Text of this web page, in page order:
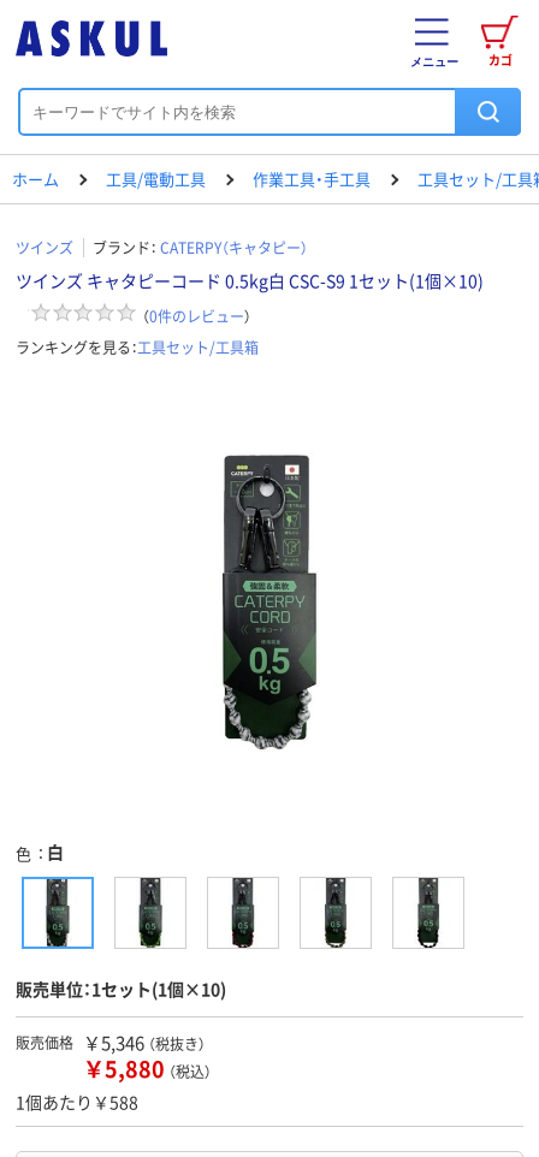
カゴ
メニュー
ホーム 工具/電動工具 作業工具・手工具 工具セット/工具
ツインズ ブランド： CATERPY（キャタピー）
ツインズ キャタピーコード 0.5kg白 CSC-S9 1セット(1個×10)
（0件のレビュー）
ランキングを見る：工具セット/工具箱
色 白
販売単位：1セット(1個×10)
販売価格 ￥5,346 （税抜き）
￥5,880 （税込）
1個あたり￥588